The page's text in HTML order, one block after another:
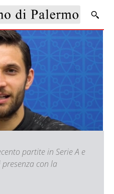
partite in Serie A e
con la